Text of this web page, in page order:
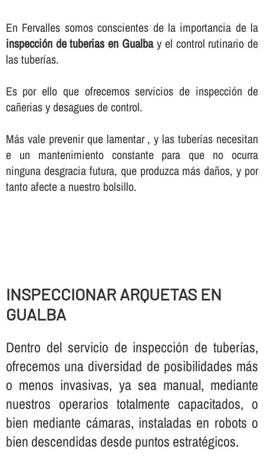
En Fervalles somos conscientes de la importancia de la
inspección de tuberias en Gualbay el control rutinario de
las tuberí­as.
Es por ello que ofrecemos servicios de inspección de
cañerias y desagues de control.
Más vale prevenir que lamentar , y las tuberí­as necesitan
e un mantenimiento constante para que no ocurra
ninguna desgracia futura, que produzca más daños, y por
tanto afecte a nuestro bolsillo.
INSPECCIONAR ARQUETAS EN
GUALBA
Dentro del servicio de inspección de tuberí­as,
ofrecemos una diversidad de posibilidades más
o menos invasivas, ya sea manual, mediante
nuestros operarios totalmente capacitados, o
bien mediante cámaras, instaladas en robots o
bien descendidas desde puntos estratégicos.